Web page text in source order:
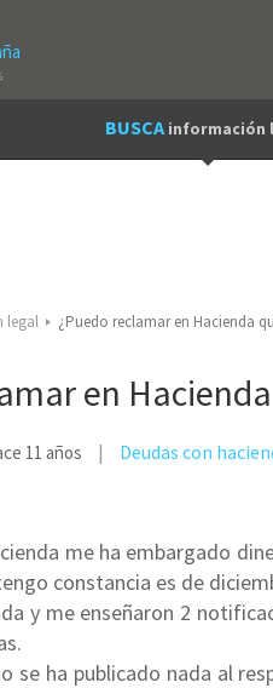
BUSCA información
legal ¿Puedo reclamar en Hacienda
en
11 años Deudas con
me ha embargado
constancia es de
y me enseñaron 2
se ha publicado nada al